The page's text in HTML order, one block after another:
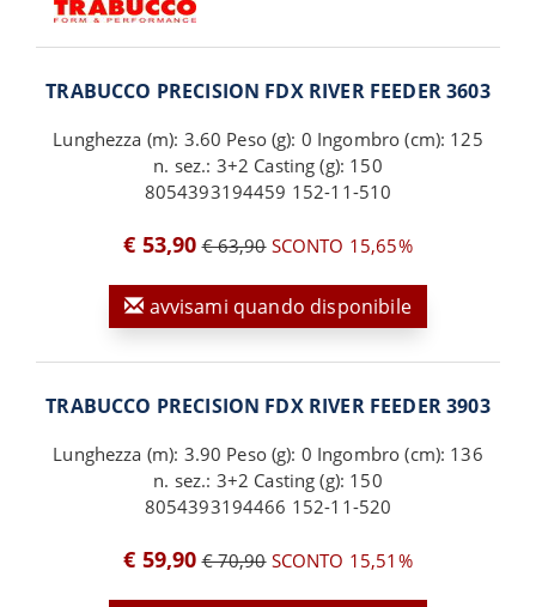
TRABUCCO PRECISION FDX RIVER FEEDER 3603
Lunghezza (m): 3.60 Peso (g): 0 Ingombro (cm): 125
n. sez.: 3+2 Casting (g): 150
8054393194459 152-11-510
€ 53,90 € 63,90SCONTO 15,65%
avvisami quando disponibile
TRABUCCO PRECISION FDX RIVER FEEDER 3903
Lunghezza (m): 3.90 Peso (g): 0 Ingombro (cm): 136
n. sez.: 3+2 Casting (g): 150
8054393194466 152-11-520
€ 59,90 € 70,90SCONTO 15,51%